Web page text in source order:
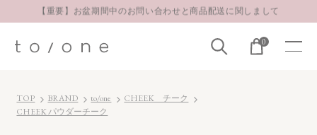
【重要】お盆期間中のお問い合わせと商品配送に関しまして
LINE お友達登録 500円OFFクーポンプレゼント
0
TOP BRAND to/one
CHEEK チーク
CHEEK パウダーチーク